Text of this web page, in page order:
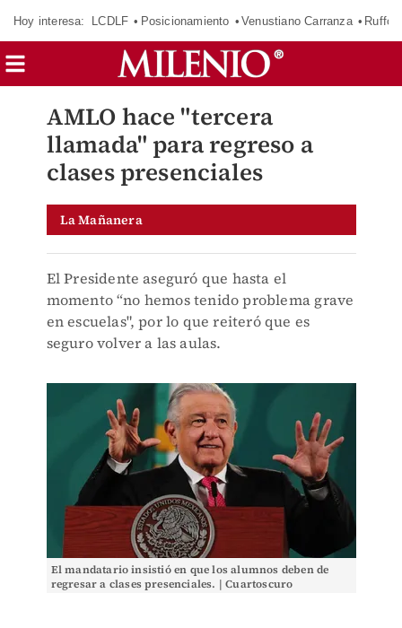
Hoy interesa: LCDLF Posicionamiento Venustiano Carranza Ruffo
AMLO hace "tercera
llamada" para regreso a
clases presenciales
La Mañanera
El Presidente aseguró que hasta el
momento “no hemos tenido problema grave
en escuelas", por lo que reiteró que es
seguro volver a las aulas.
El mandatario insistió en que los alumnos deben de
regresar a clases presenciales. | Cuartoscuro